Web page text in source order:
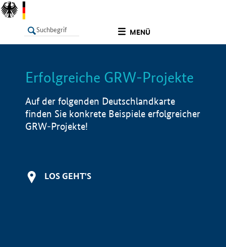
MENÜ
LISTE Info
Erfolgreiche GRW-Projekte
Auf der folgenden Deutschlandkarte
finden Sie konkrete Beispiele erfolgreicher
GRW-Projekte!
LOS GEHT'S